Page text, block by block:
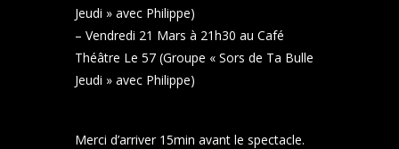
Jeudi » avec Philippe)
– Vendredi 21 Mars à 21h30 au Café
Théâtre Le 57 (Groupe « Sors de Ta Bulle
Jeudi » avec Philippe)
Merci d’arriver 15min avant le spectacle.